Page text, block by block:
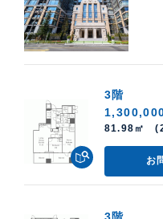
3階
81.98㎡
お